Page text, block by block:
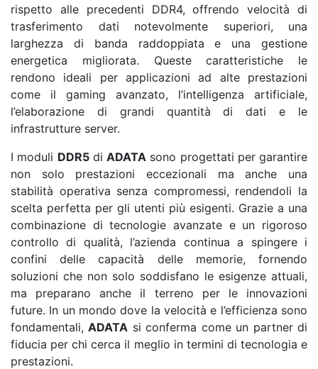
rispetto alle precedenti DDR4, offrendo velocità di
trasferimento dati notevolmente superiori, una
larghezza di banda raddoppiata e una gestione
energetica migliorata. Queste caratteristiche le
rendono ideali per applicazioni ad alte prestazioni
come il gaming avanzato, l’intelligenza artificiale,
l’elaborazione di grandi quantità di dati e le
infrastrutture server.
I moduli DDR5di ADATA sono progettati per garantire
non solo prestazioni eccezionali ma anche una
stabilità operativa senza compromessi, rendendoli la
scelta perfetta per gli utenti più esigenti. Grazie a una
combinazione di tecnologie avanzate e un rigoroso
controllo di qualità, l’azienda continua a spingere i
confini delle capacità delle memorie, fornendo
soluzioni che non solo soddisfano le esigenze attuali,
ma preparano anche il terreno per le innovazioni
future. In un mondo dove la velocità e l’efficienza sono
fondamentali,ADATA si conferma come un partner di
fiducia per chi cerca il meglio in termini di tecnologia e
prestazioni.